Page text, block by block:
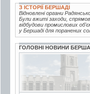
З ІСТОРІЇ БЕРШАДІ
Відновлені органи
Були вжиті заходи,
відбудови промислових
у Бершаді для поранених
ГОЛОВНІ НОВИНИ